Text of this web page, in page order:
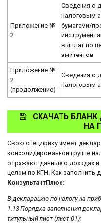
Приложение №
2
Сведения о
налоговым
бумагами/
выплат по
эмитентов
Приложение №
2
(продолжение)
Сведения о
налоговым
СКАЧАТЬ
НА
Свою специфику имеет
консолидированной группе
отражают данные о доходах и
целом по КГН. Как заполнить
КонсультантПлюс:
В декларацию по налогу на
1.13 Порядка заполнения
титульный лист (лист 01);